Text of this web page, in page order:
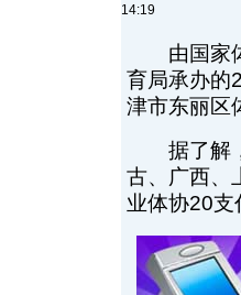
14:19
由国家体
育局承办的
津市东丽区
据了解，
古、广西、
业体协20